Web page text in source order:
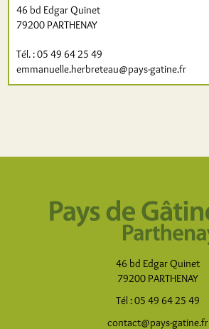
46 bd Edgar Quinet
79200 PARTHENAY
Tél. : 05 49 64 25 49
emmanuelle.herbreteau@pays-gatine.fr
46 bd Edgar Quinet
79200 PARTHENAY
Tél : 05 49 64 25 49
contact@pays-gatine.fr